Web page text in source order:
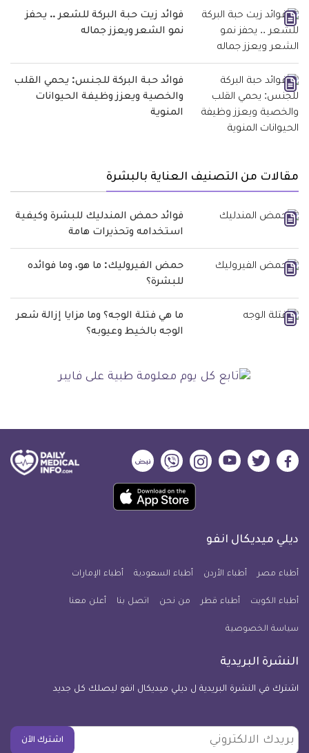
فوائد زيت حبة البركة للشعر .. يحفز
نمو الشعر ويعزز جماله
فوائد حبة البركة للجنس: يحمي القلب
والخصية ويعزز وظيفة الحيوانات
المنوية
مقالات من التصنيف العناية بالبشرة
فوائد حمض المندليك للبشرة وكيفية
استخدامه وتحذيرات هامة
حمض الفيروليك: ما هو، وما فوائده
للبشرة؟
ما هي فتلة الوجه؟ وما مزايا إزالة شعر
الوجه بالخيط وعيوبه؟
ديلي
فيسبوك
ديلي
تويتر
ديلي
ميديكال
يوتيوب
ديلي
ميديكال
انفو
ديلي
ميديكال
انفو
ديلي
ميديكال
انفو
حمل
تطبيق
معلومة
للآيفون
ديلي ميديكال انفو
أطباء مصر أطباء الأردن أطباء السعودية أطباء الإمارات
أطباء الكويت أطباء قطر من نحن اتصل بنا أعلن معنا
سياسة الخصوصية
النشرة البريدية
اشترك في النشرة البريدية ل ديلي ميديكال انفو ليصلك كل جديد
بريدك
اشترك الآن